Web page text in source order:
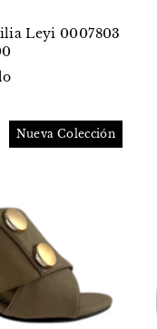
Leyi 0007803
Nueva Colección